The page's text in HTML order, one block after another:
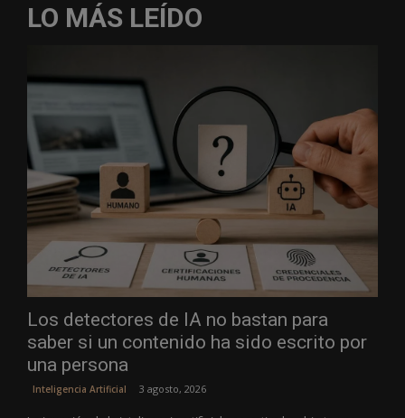
LO MÁS LEÍDO
Los detectores de IA no bastan para
saber si un contenido ha sido escrito por
una persona
Inteligencia Artificial 3 agosto, 2026